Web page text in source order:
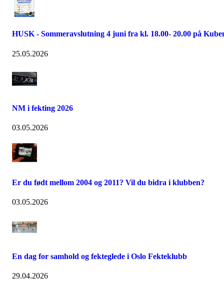
HUSK - Sommeravslutning 4 juni fra kl. 18.00- 20.00 på
25.05.2026
NM i fekting 2026
03.05.2026
Er du født mellom 2004 og 2011? Vil du bidra i klubben?
03.05.2026
En dag for samhold og fekteglede i Oslo Fekteklubb
29.04.2026